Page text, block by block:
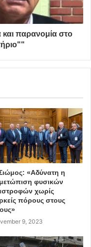
παρανομία στο
«Αδύνατη η
φυσικών
χωρίς
πόρους στους
9, 2023